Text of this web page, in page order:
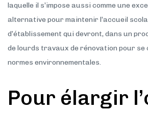
laquelle il s’impose aussi comme une
alternative pour maintenir l’accueil
d’établissement qui devront, dans un
de lourds travaux de rénovation pour se
normes environnementales.
Pour élargir